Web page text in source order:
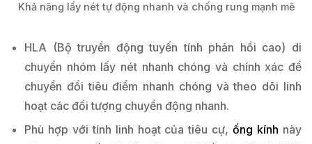
Khả năng lấy nét tự động nhanh và chống rung mạnh mẽ
HLA (Bộ truyền động tuyến tính phản hồi cao) di
chuyển nhóm lấy nét nhanh chóng và chính xác để
chuyển đổi tiêu điểm nhanh chóng và theo dõi linh
hoạt các đối tượng chuyển động nhanh.
Phù hợp với tính linh hoạt của tiêu cự,ống kính này